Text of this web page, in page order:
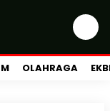
OLAHRAGA